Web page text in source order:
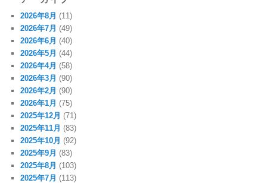
2026年8月 (11)
2026年7月 (49)
2026年6月 (40)
2026年5月 (44)
2026年4月 (58)
2026年3月 (90)
2026年2月 (90)
2026年1月 (75)
2025年12月 (71)
2025年11月 (83)
2025年10月 (92)
2025年9月 (83)
2025年8月 (103)
2025年7月 (113)